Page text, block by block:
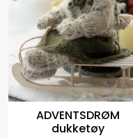
ADVENTSDRØM
dukketøy